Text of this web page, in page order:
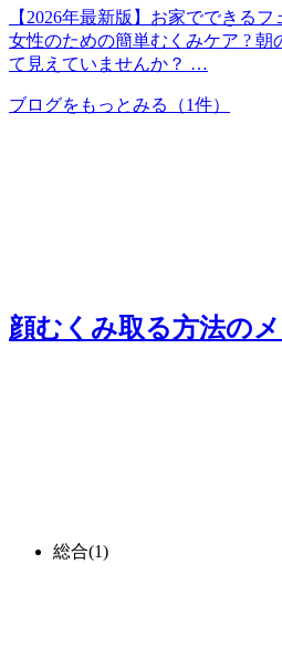
【2026年最新版】お家でできる
女性のための簡単むくみケア ? 朝
て見えていませんか？ …
ブログをもっとみる （1件）
顔むくみ取る方法の
総合(1)